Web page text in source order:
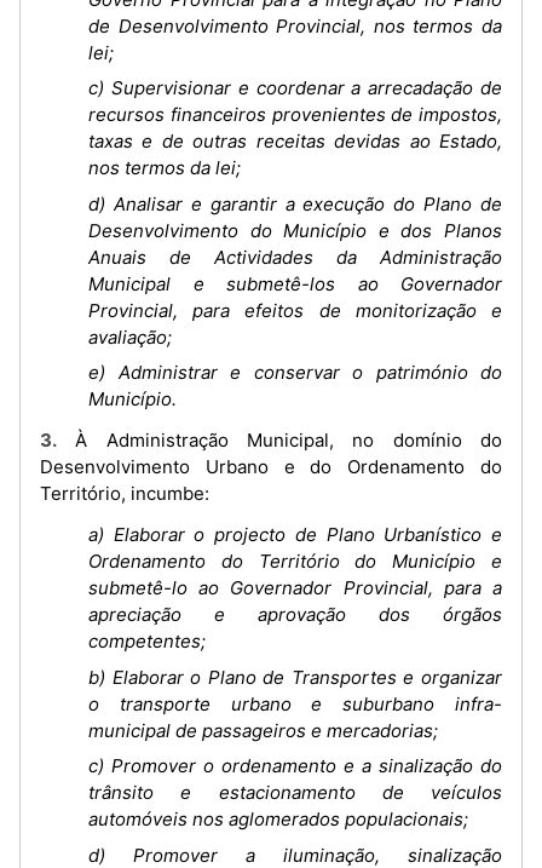
de Desenvolvimento Provincial, nos termos da
lei;
c) Supervisionar e coordenar a arrecadação de
recursos financeiros provenientes de impostos,
taxas e de outras receitas devidas ao Estado,
nos termos da lei;
d) Analisar e garantir a execução do Plano de
Desenvolvimento do Município e dos Planos
Anuais de Actividades da Administração
Municipal e submetê-los ao Governador
Provincial, para efeitos de monitorização e
avaliação;
e) Administrar e conservar o património do
Município.
3. À Administração Municipal, no domínio do
Desenvolvimento Urbano e do Ordenamento do
Território, incumbe:
a) Elaborar o projecto de Plano Urbanístico e
Ordenamento do Território do Município e
submetê-lo ao Governador Provincial, para a
apreciação e aprovação dos órgãos
competentes;
b) Elaborar o Plano de Transportes e organizar
o transporte urbano e suburbano infra-
municipal de passageiros e mercadorias;
c) Promover o ordenamento e a sinalização do
trânsito e estacionamento de veículos
automóveis nos aglomerados populacionais;
d) Promover a iluminação, sinalização